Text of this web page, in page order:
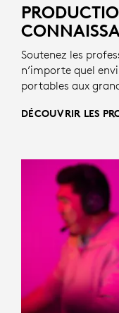
Soutenez les
n’importe quel
portables aux
DÉCOUVRIR LES